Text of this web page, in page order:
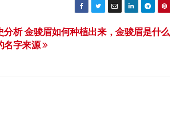
分析 金骏眉如何种植出来，金骏眉是什么
名字来源